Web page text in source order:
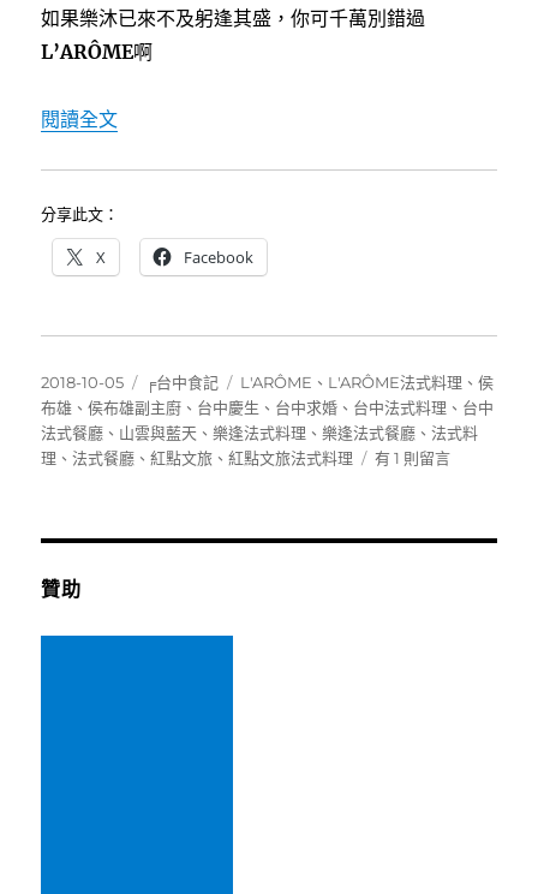
如果樂沐已來不及躬逢其盛，你可千萬別錯過
L’ARÔME啊
閱讀全文〈[台中]L’ARÔME樂逢法式餐廳~紅點文旅內前
分享此文：
X Facebook
發
佈
日
期:
2018-10-05
分
類
╒台中食記
標
籤
L'ARÔME 、 L'ARÔME法式料理 、侯
布雄 、侯布雄副主廚 、 台中慶生 、 台中求婚 、 台中法式料理 、 台中
法式餐廳 、 山雲與藍天 、樂逢法式料理 、樂逢法式餐廳 、法式料
理 、法式餐廳 、紅點文旅 、紅點文旅法式料理
在
有 1 則留言
贊助